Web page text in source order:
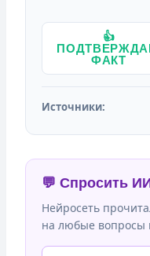
👍
ФАКТ
Источники:
💬 Спросить
Нейросеть
на любые вопросы